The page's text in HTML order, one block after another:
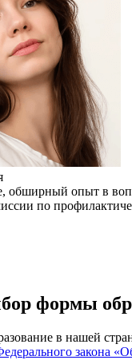
обширный опыт в
по
формы
в нашей
закона